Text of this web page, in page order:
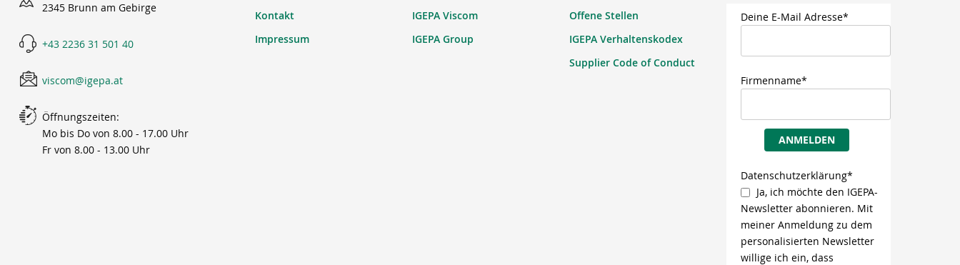
2345 Brunn am Gebirge
+43 2236 31 501 40
viscom@igepa.at
Öffnungszeiten:
Mo bis Do von 8.00 - 17.00 Uhr
Fr von 8.00 - 13.00 Uhr
Kontakt
Impressum
IGEPA Viscom
IGEPA Group
Offene Stellen
IGEPA Verhaltenskodex
Supplier Code of Conduct
Deine E-Mail Adresse*
Firmenname*
ANMELDEN
Datenschutzerklärung*
Ja, ich möchte den IGEPA-
Newsletter abonnieren. Mit
meiner Anmeldung zu dem
personalisierten Newsletter
willige ich ein, dass